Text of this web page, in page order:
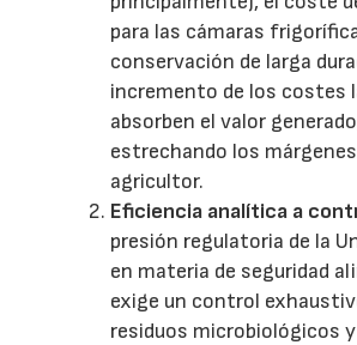
para las cámaras
conservación de larga
incremento de los costes
absorben el valor
estrechando los
agricultor.
Eficiencia analítica a
presión regulatoria de la
en materia de seguridad
exige un control
residuos microbiológicos